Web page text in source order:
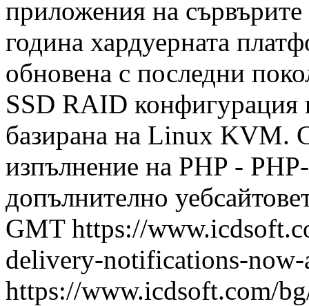
приложения на
година хардуерната
обновена с последни
SSD RAID конфигурация
базирана на Linux KVM.
изпълнение на PHP -
допълнително
GMT https://
delivery-notifications-now-
https://www.icdsoft.com/